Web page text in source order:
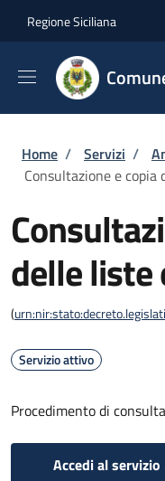
Regione Siciliana
Briciole di
Home / Servizi /
Consultazione e
delle
(
Servizio attivo
Procedimento di
Accedi al servizio